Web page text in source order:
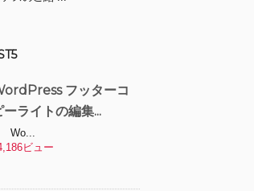
フッターコ
ーライトの編集...
ビュー